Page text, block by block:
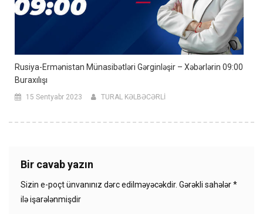
Rusiya-Ermənistan Münasibətləri Gərginləşir – Xəbərlərin 09:00
Buraxılışı
15 Sentyabr 2023 TURAL KƏLBƏCƏRLİ
Bir cavab yazın
Sizin e-poçt ünvanınız dərc edilməyəcəkdir. Gərəkli sahələr*
ilə işarələnmişdir